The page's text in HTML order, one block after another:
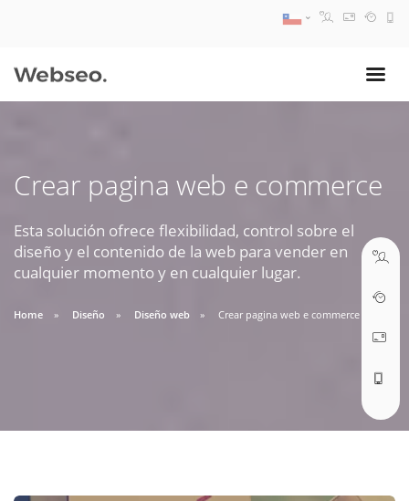
Crear pagina web e commerce
Esta solución ofrece flexibilidad, control sobre el
diseño y el contenido de la web para vender en
cualquier momento y en cualquier lugar.
Home Diseño Diseño web Crear pagina web e commerce
09:30 AM A 18:30 PM
soporte@webseo.cl
ABRIR TICKET